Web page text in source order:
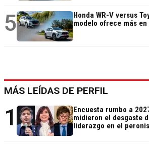
5
Honda WR-V versus
modelo ofrece más
MÁS LEÍDAS DE PERFIL
1
Encuesta rumbo a
midieron el desgaste
liderazgo en el